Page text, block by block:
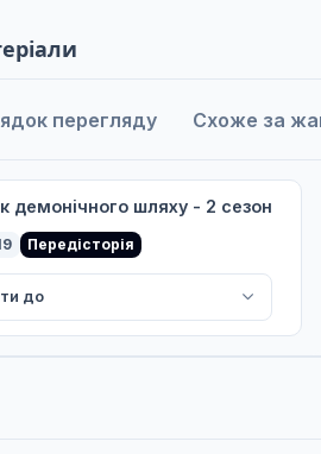
перегляду Схоже за
демонічного шляху - 2 сезон
Передісторія
до